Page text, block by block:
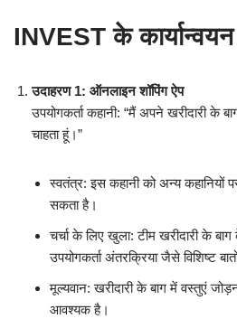
INVEST के
उदाहरण 1: ऑनलाइन शॉपिंग ऐप
उपयोगकर्ता कहानी: “मैं अपने खरीदारी के
चाहता हूं।”
स्वतंत्र: इस कहानी को अन्य कहानियों
सकता है।
चर्चा के लिए खुला: टीम खरीदारी के
उपयोगकर्ता अंतरक्रिया जैसे विशिष्ट
मूल्यवान: खरीदारी के बाग में वस्तुएं
आवश्यक है।